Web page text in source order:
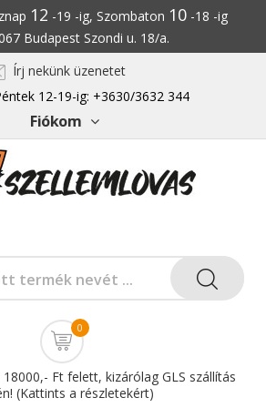
12 -19 -ig, Szombaton 10-18 -ig
Budapest Szondi u. 18/a.
Írj nekünk üzenetet
12-19-ig: +3630/3632 344
Fiókom
0
Ft felett, kizárólag GLS szállítás
(Kattints a részletekért)